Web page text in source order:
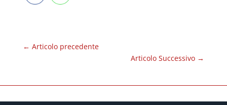
← Articolo precedente
Articolo Successivo →